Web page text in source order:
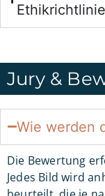
Jury &
Wie werden
Die Bewertung
Jedes Bild wird